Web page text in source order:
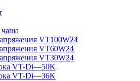
VT100W24
VT60W24
VT30W24
VT-Di—50K
VT-Di—36K